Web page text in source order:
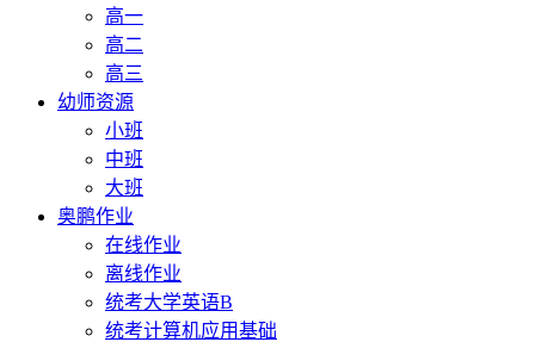
高一
高二
高三
幼师资源
小班
中班
大班
奥鹏作业
在线作业
离线作业
统考大学英语B
统考计算机应用基础